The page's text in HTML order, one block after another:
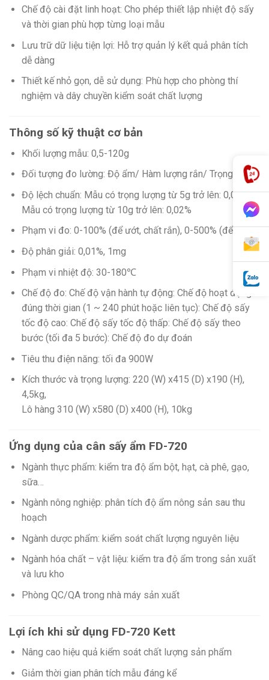
Chế độ cài đặt linh hoạt: Cho phép thiết lập nhiệt độ sấy
và thời gian phù hợp từng loại mẫu
Lưu trữ dữ liệu tiện lợi: Hỗ trợ quản lý kết quả phân tích
dễ dàng
Thiết kế nhỏ gọn, dễ sử dụng: Phù hợp cho phòng thí
nghiệm và dây chuyền kiểm soát chất lượng
Thông số kỹ thuật cơ bản
Khối lượng mẫu: 0,5-120g
Đối tượng đo lường: Độ ẩm/ Hàm lượng rắn/ Trọng lượng
Độ lệch chuẩn: Mẫu có trọng lượng từ 5g trở lên: 0,05%
Mẫu có trọng lượng từ 10g trở lên: 0,02%
Phạm vi đo: 0-100% (để ướt, chất rắn), 0-500% (để khô)
Độ phân giải: 0,01%, 1mg
Phạm vi nhiệt độ: 30-180℃
Chế độ đo: Chế độ vận hành tự động: Chế độ hoạt động
đúng thời gian (1 ~ 240 phút hoặc liên tục): Chế độ sấy
tốc độ cao: Chế độ sấy tốc độ thấp: Chế độ sấy theo
bước (tối đa 5 bước): Chế độ đo dự đoán
Tiêu thu điện năng: tối đa 900W
Kích thước và trọng lượng: 220 (W) x415 (D) x190 (H),
4,5kg,
Lô hàng 310 (W) x580 (D) x400 (H), 10kg
Ứng dụng của cân sấy ẩm FD-720
Ngành thực phẩm: kiểm tra độ ẩm bột, hạt, cà phê, gạo,
sữa…
Ngành nông nghiệp: phân tích độ ẩm nông sản sau thu
hoạch
Ngành dược phẩm: kiểm soát chất lượng nguyên liệu
Ngành hóa chất – vật liệu: kiểm tra độ ẩm trong sản xuất
và lưu kho
Phòng QC/QA trong nhà máy sản xuất
Lợi ích khi sử dụng FD-720 Kett
Nâng cao hiệu quả kiểm soát chất lượng sản phẩm
Giảm thời gian phân tích mẫu đáng kể